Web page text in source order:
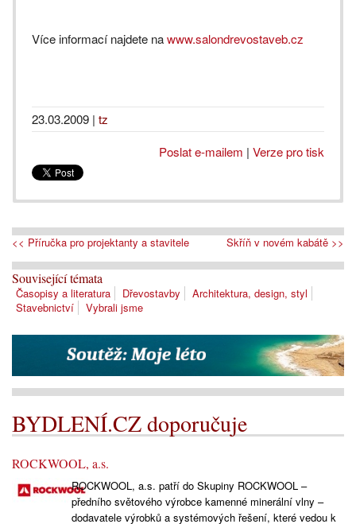
Více informací najdete nawww.salondrevostaveb.cz
23.03.2009 | tz
Poslat e-mailem | Verze pro tisk
<< Příručka pro projektanty a stavitele Skříň v novém kabátě >>
Související témata
Časopisy a literatura Dřevostavby
Architektura, design, styl
Stavebnictví
Vybrali jsme
BYDLENÍ.CZ doporučuje
ROCKWOOL, a.s.
ROCKWOOL, a.s. patří do Skupiny ROCKWOOL –
předního světového výrobce kamenné minerální vlny –
dodavatele výrobků a systémových řešení, které vedou k